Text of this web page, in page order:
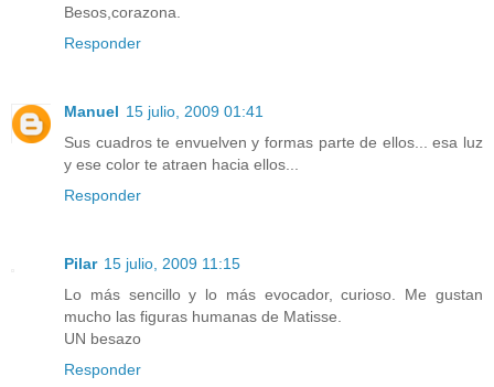
Besos,corazona.
Responder
Manuel 15 julio, 2009 01:41
Sus cuadros te envuelven y formas parte de ellos... esa luz
y ese color te atraen hacia ellos...
Responder
Pilar 15 julio, 2009 11:15
Lo más sencillo y lo más evocador, curioso. Me gustan
mucho las figuras humanas de Matisse.
UN besazo
Responder